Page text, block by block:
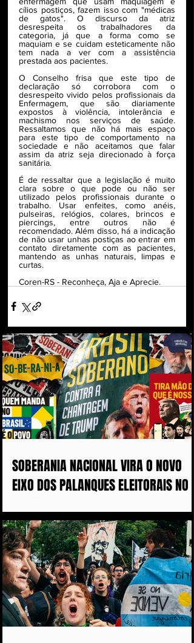
cílios postiços, fazem isso com "médicas
de gatos". O discurso da atriz
desrespeita os trabalhadores da
categoria, já que a forma como se
maquiam e se cuidam esteticamente não
tem nada a ver com a assistência
prestada aos pacientes.
O Conselho frisa que este tipo de
declaração só corrobora com o
desrespeito vivido pelos profissionais da
Enfermagem, que são diariamente
expostos à violência, intolerância e
machismo nos serviços de saúde.
Ressaltamos que não há mais espaço
para este tipo de comportamento na
sociedade e não aceitamos que falar
assim da atriz seja direcionado à força
sanitária.
É de ressaltar que a legislação é muito
clara sobre o que pode ou não ser
utilizado pelos profissionais durante o
trabalho. Usar enfeites, como anéis,
pulseiras, relógios, colares, brincos e
piercings, entre outros não é
recomendado. Além disso, há a indicação
de não usar unhas postiças ao entrar em
contato diretamente com as pacientes,
mantendo as unhas naturais, limpas e
curtas.
Coren-RS - Reconheça, Aja e Aprecie.
SOBERANIA NACIONAL VIRA O NOVO
EIXO DOS PALANQUES ELEITORAIS NO